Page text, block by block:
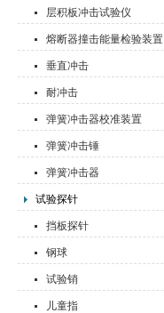
层积板冲击试验仪
熔断器撞击能量检验装置
垂直冲击
耐冲击
弹簧冲击器校准装置
弹簧冲击锤
弹簧冲击器
试验探针
挡板探针
钢球
试验销
儿童指